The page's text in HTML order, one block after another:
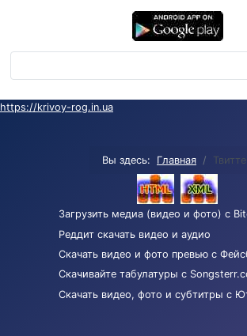
https://krivoy-rog.in.ua
Вы здесь: Главная
Загрузить медиа (видео и фото) с
Реддит скачать видео и аудио
Скачать видео и фото превью с
Скачивайте табулатуры с
Скачать видео, фото и субтитры с